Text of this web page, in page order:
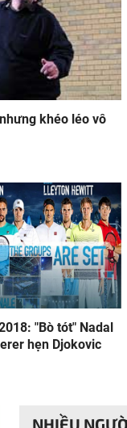
khéo léo vô
"Bò tót" Nadal
hẹn Djokovic
NHIỀU